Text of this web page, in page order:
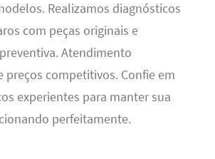
Realizamos diagnósticos
com peças originais e
Atendimento
preços competitivos. Confie em
experientes para manter sua
perfeitamente.